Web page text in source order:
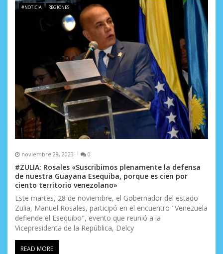
s #NOTICIA REGIONES
noviembre 28, 2023 0
#ZULIA: Rosales «Suscribimos plenamente la defensa
de nuestra Guayana Esequiba, porque es cien por
ciento territorio venezolano»
Este martes, 28 de noviembre, el Gobernador del estado
Zulia, Manuel Rosales, participó en el encuentro "Venezuela
defiende el Esequibo", evento que reunió a la
Vicepresidenta de la República, Delcy
READ MORE